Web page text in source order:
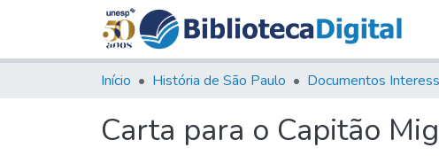
Início História de São Paulo Documentos
Carta para o Capitão